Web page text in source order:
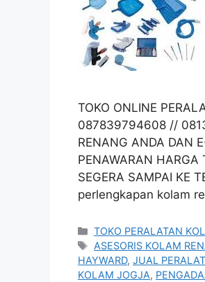
TOKO ONLINE
087839794608 //
RENANG ANDA DAN
PENAWARAN HARGA
SEGERA SAMPAI KE
perlengkapan kolam
Categories
TOKO PERALATAN
Tags
ASESORIS KOLAM
HAYWARD, JUAL
KOLAM JOGJA,